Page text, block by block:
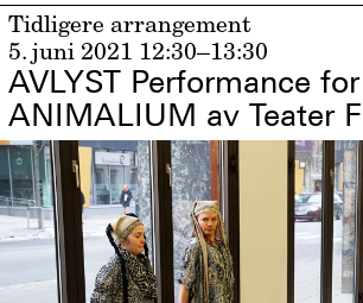
Tidligere arrangement
5. juni 2021 12:30–13:30
AVLYST Performance
ANIMALIUM av Teater